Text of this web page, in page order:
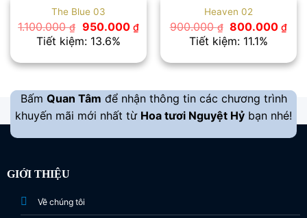
The Blue 03
1.100.000₫ Giá
gốc
là:
1.100.000 ₫.
950.000 ₫Giá
hiện
là:
950.000 ₫.
Tiết kiệm: 13.6%
Heaven 02
900.000₫ Giá
gốc
là:
800.000₫Giá
là:
Tiết kiệm: 11.1%
Bấm Quan Tâm để nhận thông tin các chương trình
khuyến mãi mới nhất từ Hoa tươi Nguyệt Hỷ bạn nhé!
GIỚI THIỆU
Về chúng tôi